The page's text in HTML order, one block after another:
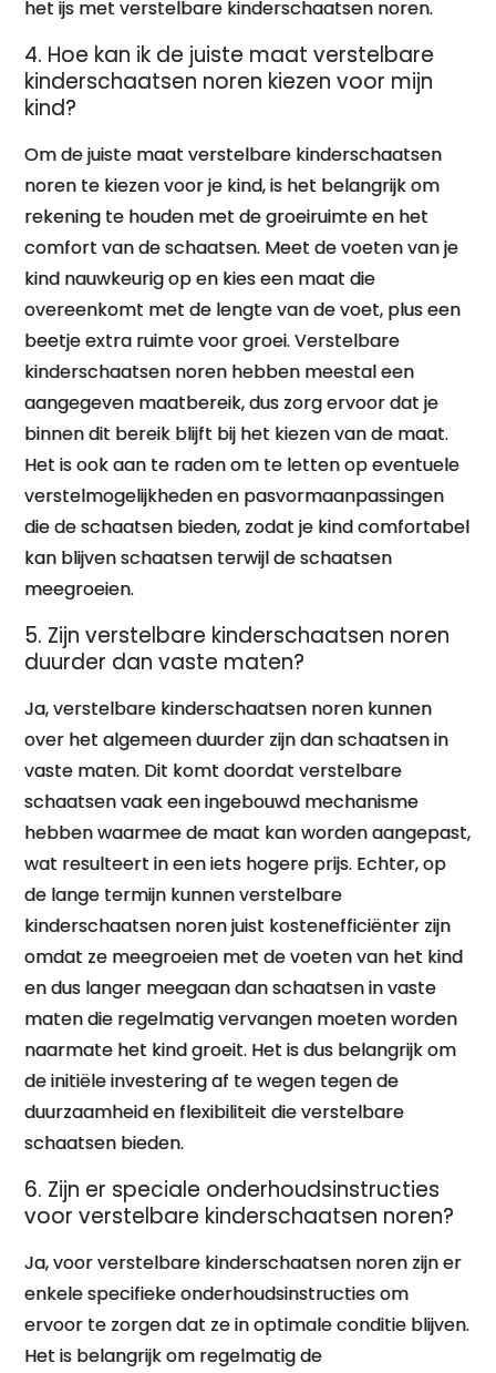
het ijs met verstelbare kinderschaatsen noren.
4. Hoe kan ik de juiste maat verstelbare
kinderschaatsen noren kiezen voor mijn
kind?
Om de juiste maat verstelbare kinderschaatsen
noren te kiezen voor je kind, is het belangrijk om
rekening te houden met de groeiruimte en het
comfort van de schaatsen. Meet de voeten van je
kind nauwkeurig op en kies een maat die
overeenkomt met de lengte van de voet, plus een
beetje extra ruimte voor groei. Verstelbare
kinderschaatsen noren hebben meestal een
aangegeven maatbereik, dus zorg ervoor dat je
binnen dit bereik blijft bij het kiezen van de maat.
Het is ook aan te raden om te letten op eventuele
verstelmogelijkheden en pasvormaanpassingen
die de schaatsen bieden, zodat je kind comfortabel
kan blijven schaatsen terwijl de schaatsen
meegroeien.
5. Zijn verstelbare kinderschaatsen noren
duurder dan vaste maten?
Ja, verstelbare kinderschaatsen noren kunnen
over het algemeen duurder zijn dan schaatsen in
vaste maten. Dit komt doordat verstelbare
schaatsen vaak een ingebouwd mechanisme
hebben waarmee de maat kan worden aangepast,
wat resulteert in een iets hogere prijs. Echter, op
de lange termijn kunnen verstelbare
kinderschaatsen noren juist kostenefficiënter zijn
omdat ze meegroeien met de voeten van het kind
en dus langer meegaan dan schaatsen in vaste
maten die regelmatig vervangen moeten worden
naarmate het kind groeit. Het is dus belangrijk om
de initiële investering af te wegen tegen de
duurzaamheid en flexibiliteit die verstelbare
schaatsen bieden.
6. Zijn er speciale onderhoudsinstructies
voor verstelbare kinderschaatsen noren?
Ja, voor verstelbare kinderschaatsen noren zijn er
enkele specifieke onderhoudsinstructies om
ervoor te zorgen dat ze in optimale conditie blijven.
Het is belangrijk om regelmatig de